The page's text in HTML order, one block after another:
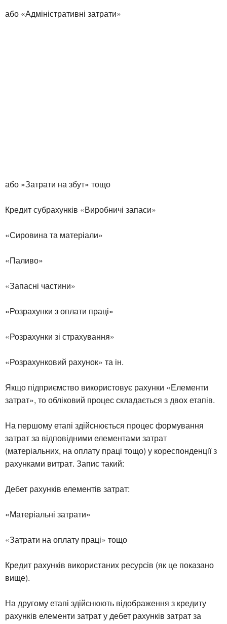
або «Адміністративні затрати»
або »Затрати на збут» тощо
Кредит субрахунків «Виробничі запаси»
«Сировина та матеріали»
«Паливо»
«Запасні частини»
«Розрахунки з оплати праці»
«Розрахунки зі страхування»
«Розрахунковий рахунок» та ін.
Якщо підприємство використовує рахунки «Елементи
затрат», то обліковий процес складається з двох етапів.
На першому етапі здійснюється процес формування
затрат за відповідними елементами затрат
(матеріальних, на оплату праці тощо) у кореспонденції з
рахунками витрат. Запис такий:
Дебет рахунків елементів затрат:
«Матеріальні затрати»
«Затрати на оплату праці» тощо
Кредит рахунків використаних ресурсів (як це показано
вище).
На другому етапі здійснюють відображення з кредиту
рахунків елементи затрат у дебет рахунків затрат за